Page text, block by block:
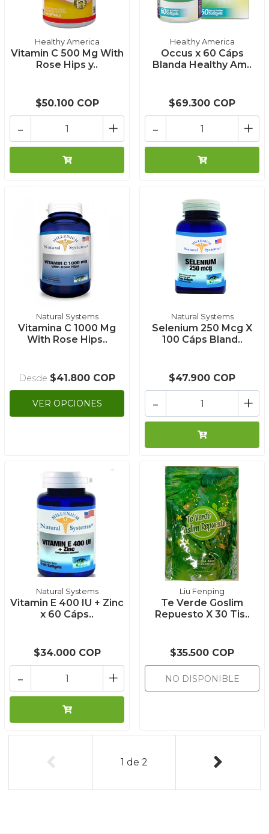
Healthy America
Vitamin C 500 Mg With
Rose Hips y..
$50.100 COP
+
-
Healthy America
Occus x 60 Cáps
Blanda Healthy Am..
$69.300 COP
+
-
Natural Systems
Vitamina C 1000 Mg
With Rose Hips..
Desde $41.800 COP
VER OPCIONES
Natural Systems
Selenium 250 Mcg X
100 Cáps Bland..
$47.900 COP
+
-
Natural Systems
Vitamin E 400 IU + Zinc
x 60 Cáps..
$34.000 COP
+
-
Liu Fenping
Te Verde Goslim
Repuesto X 30 Tis..
$35.500 COP
NO DISPONIBLE
1 de 2